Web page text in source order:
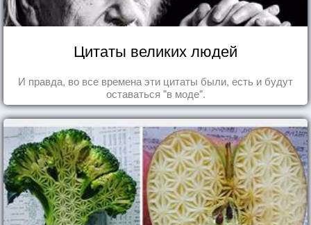
Цитаты великих людей
И правда, во все времена эти цитаты были, есть и будут
оставаться "в моде".